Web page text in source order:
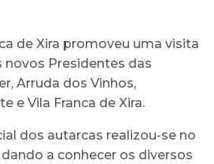
de Xira promoveu uma visita
Presidentes das
Arruda dos Vinhos,
e Vila Franca de Xira.
dos autarcas realizou-se no
a conhecer os diversos